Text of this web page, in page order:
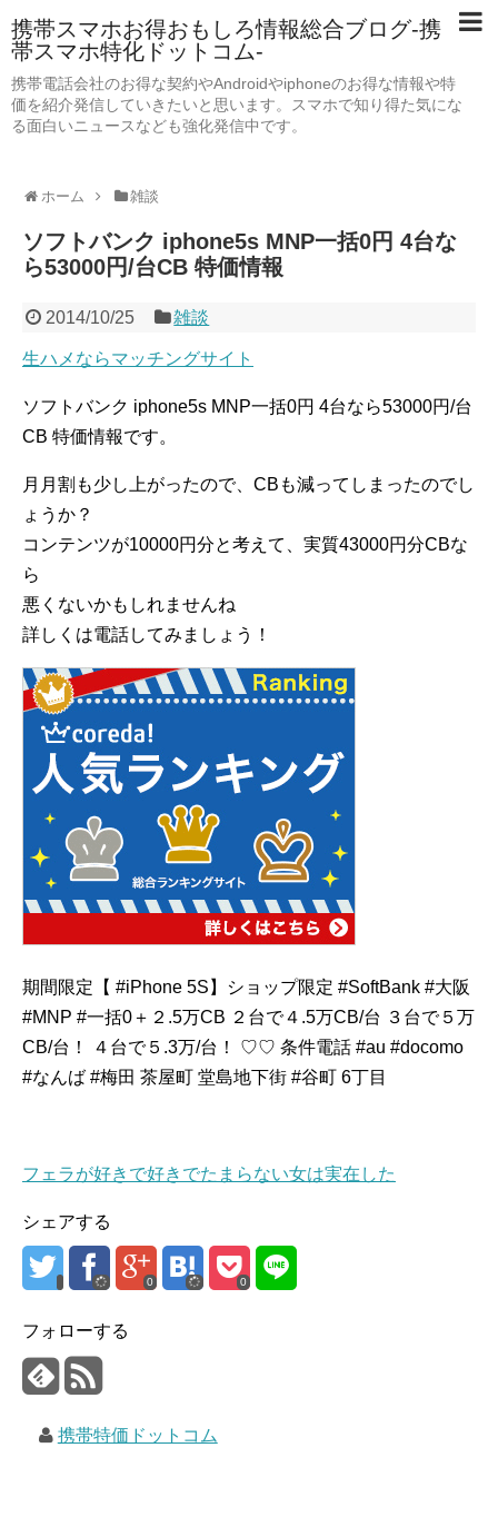
携帯スマホお得おもしろ情報総合ブログ-携
帯スマホ特化ドットコム-
携帯電話会社のお得な契約やAndroidやiphoneのお得な情報や特
価を紹介発信していきたいと思います。スマホで知り得た気にな
る面白いニュースなども強化発信中です。
ホーム 雑談
ソフトバンク iphone5s MNP一括0円 4台な
ら53000円/台CB 特価情報
2014/10/25 雑談
生ハメならマッチングサイト
ソフトバンク iphone5s MNP一括0円 4台なら53000円/台
CB 特価情報です。
月月割も少し上がったので、CBも減ってしまったのでし
ょうか？
コンテンツが10000円分と考えて、実質43000円分CBな
ら
悪くないかもしれませんね
詳しくは電話してみましょう！
期間限定【 #iPhone 5S】ショップ限定 #SoftBank #大阪
#MNP #一括0＋２.5万CB ２台で４.5万CB/台 ３台で５万
CB/台！ ４台で５.3万/台！ ♡♡ 条件電話 #au #docomo
#なんば #梅田 茶屋町 堂島地下街 #谷町 6丁目
フェラが好きで好きでたまらない女は実在した
シェアする
0 0
フォローする
携帯特価ドットコム